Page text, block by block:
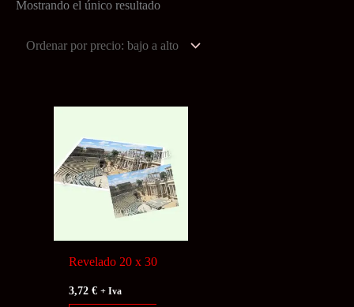
Mostrando el único resultado
Revelado 20 x 30
3,72€ + Iva